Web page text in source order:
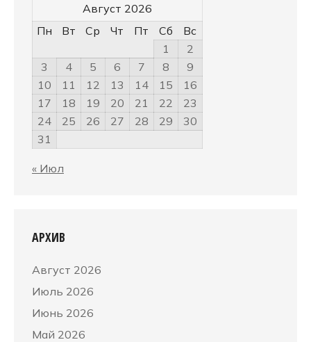
Август 2026
Пн
Вт Ср Чт Пт Сб
Вс
1
2
3
4 5 6 7 8
9
10
11 12 13 14 15
16
17
18 19 20 21 22
23
24
25 26 27 28 29
30
31
« Июл
АРХИВ
Август 2026
Июль 2026
Июнь 2026
Май 2026